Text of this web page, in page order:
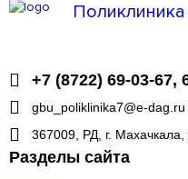
+7 (8722) 69-03-67,
gbu_poliklinika7@e-dag.ru
367009, РД, г.
Разделы сайта